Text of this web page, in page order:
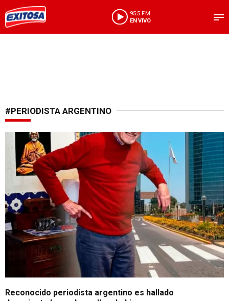
95.5 FM
EN VIVO
#PERIODISTA ARGENTINO
Increíble encuentro
Reconocido periodista argentino es hallado